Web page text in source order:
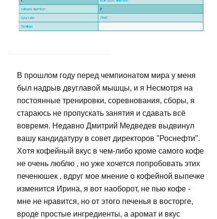
В прошлом году перед чемпионатом мира у меня
был надрыв двуглавой мышцы, и я Несмотря на
постоянные тренировки, соревнования, сборы, я
стараюсь не пропускать занятия и сдавать всё
вовремя. Недавно Дмитрий Медведев выдвинул
вашу кандидатуру в совет директоров "Роснефти".
Хотя кофейный вкус в чем-либо кроме самого кофе
не очень люблю , но уже хочется попробовать этих
печенюшек , вдруг мое мнение о кофейной выпечке
изменится Ирина, я вот наоборот, не пью кофе -
мне не нравится, но от этого печенья в восторге,
вроде простые ингредиенты, а аромат и вкус